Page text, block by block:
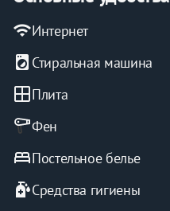
wifiИнтернет
local_laundry_service Стиральная машина
windowПлита
Фен
bedПостельное белье
sanitizerСредства гигиены